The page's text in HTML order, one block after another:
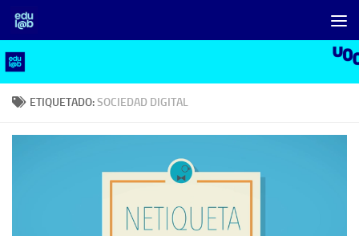
Saltar al contenido
ETIQUETADO:SOCIEDAD DIGITAL